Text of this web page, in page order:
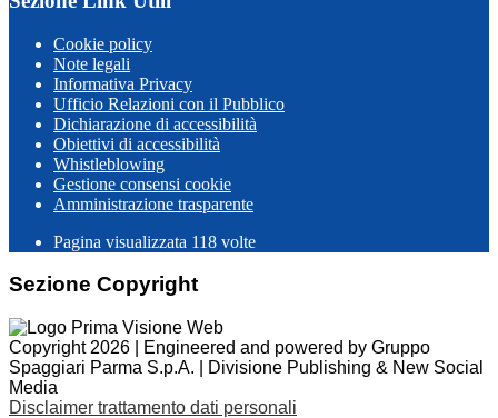
Cookie policy
Note legali
Informativa Privacy
Ufficio Relazioni con il Pubblico
Dichiarazione di accessibilità
Obiettivi di accessibilità
Whistleblowing
Gestione consensi cookie
Amministrazione trasparente
Pagina visualizzata 118 volte
Sezione Copyright
Copyright 2026 | Engineered and powered by Gruppo
Spaggiari Parma S.p.A. | Divisione Publishing & New Social
Media
Disclaimer trattamento dati personali